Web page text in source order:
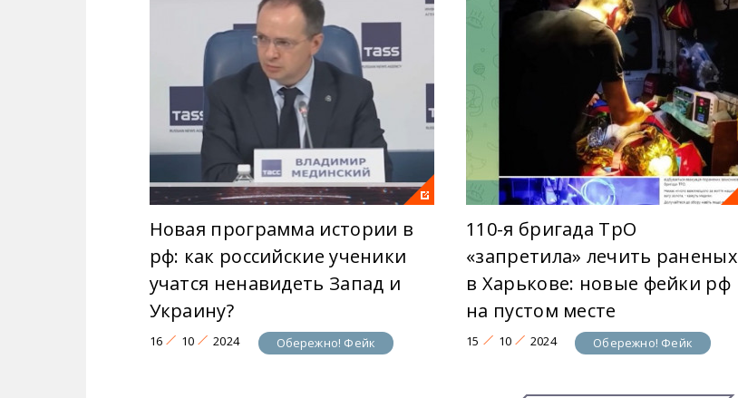
Новая программа истории в
рф: как российские ученики
учатся ненавидеть Запад и
Украину?
16 10 2024 Обережно! Фейк
110-я бригада ТрО
«запретила» лечить раненых
в Харькове: новые фейки рф
на пустом месте
15 10 2024 Обережно! Фейк